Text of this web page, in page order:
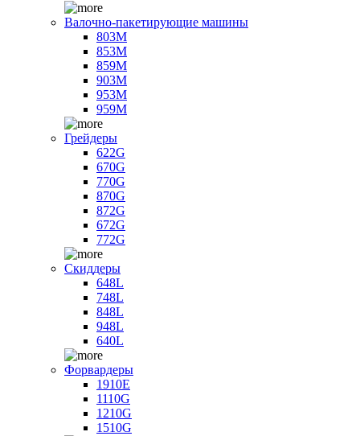
Валочно-пакетирующие машины
803M
853M
859M
903M
953M
959M
Грейдеры
622G
670G
770G
870G
872G
672G
772G
Скиддеры
648L
748L
848L
948L
640L
Форвардеры
1910E
1110G
1210G
1510G